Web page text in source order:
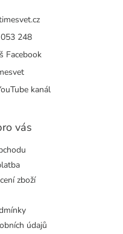
248
Facebook
kanál
vás
zboží
údajů